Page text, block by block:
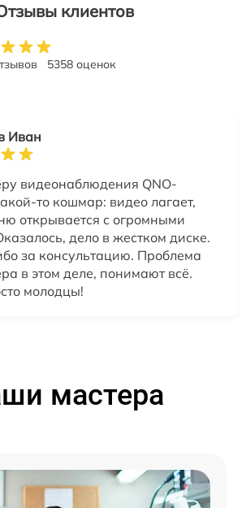
клиентов
5358 оценок
Иван
видеонаблюдения QNO-
то кошмар: видео лагает,
открывается с огромными
дело в жестком диске.
за консультацию. Проблема
в этом деле, понимают всё.
молодцы!
мастера